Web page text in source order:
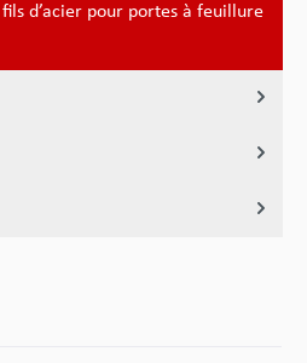
d’acier pour portes à feuillure